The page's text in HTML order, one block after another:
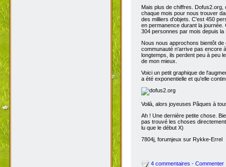
Mais plus de chiffres.
chaque mois pour nous trouver
des milliers d'objets. C'est 450
en permanence durant la
304 personnes par mois depuis
Nous nous approchons bientôt
communauté n'arrive pas encore
longtemps, ils perdent peu à peu
de mon mieux.
Voici un petit graphique de
a été exponentielle et qu'elle
Voilà, alors joyeuses Pâques à
Ah ! Une dernière petite chose.
pas trouvé les choses
lu que le début X)
7804j, forumjeux sur Rykke-Errel
4 commentaires - Commenter